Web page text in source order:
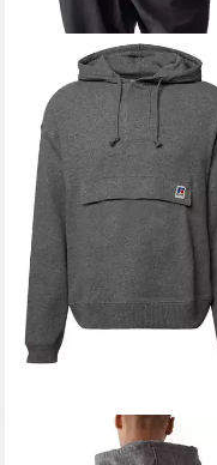
Hoodie x Russell